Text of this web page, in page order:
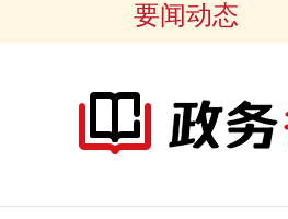
要闻动态